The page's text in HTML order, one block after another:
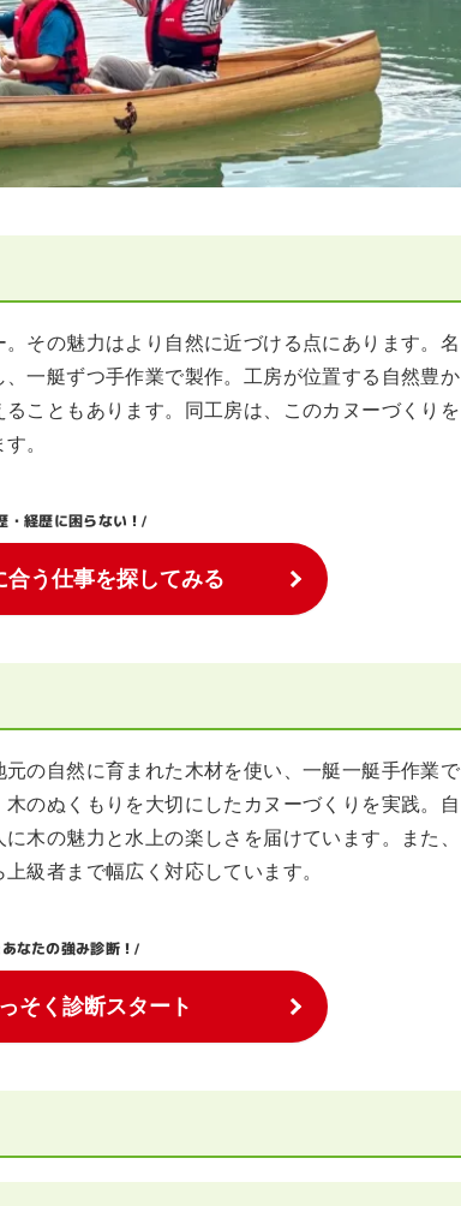
その魅力はより自然に近づける点にあります。名
一艇ずつ手作業で製作。工房が位置する自然豊か
こともあります。同工房は、このカヌーづくりを
。
・経歴に困らない！/
合う仕事を探してみる
の自然に育まれた木材を使い、一艇一艇手作業で
のぬくもりを大切にしたカヌーづくりを実践。自
木の魅力と水上の楽しさを届けています。また、
級者まで幅広く対応しています。
なたの強み診断！/
そく診断スタート